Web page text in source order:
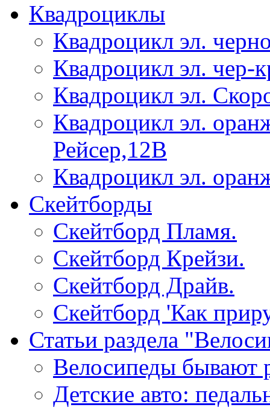
Квадроциклы
Квадроцикл эл.
Квадроцикл эл. чер-
Квадроцикл эл.
Квадроцикл эл.
Рейсер,12В
Квадроцикл эл.
Скейтборды
Скейтборд Пламя.
Скейтборд Крейзи.
Скейтборд Драйв.
Скейтборд 'Как
Статьи раздела
Велосипеды бывают
Детские авто: